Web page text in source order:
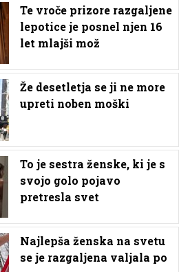
Te vroče prizore razgaljene
lepotice je posnel njen 16
let mlajši mož
Že desetletja se ji ne more
upreti noben moški
To je sestra ženske, ki je s
svojo golo pojavo
pretresla svet
Najlepša ženska na svetu
se je razgaljena valjala po